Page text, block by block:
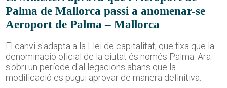
Palma de Mallorca passi a anomenar-se
Aeroport de Palma – Mallorca
El canvi s'adapta a la Llei de capitalitat, que fixa que la
denominació oficial de la ciutat és només Palma. Ara
s'obri un període d'al·legacions abans que la
modificació es pugui aprovar de manera definitiva.